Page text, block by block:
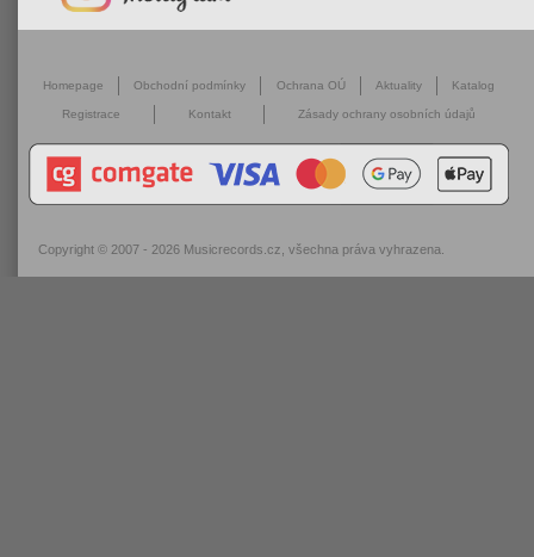
Homepage Obchodní podmínky Ochrana OÚ Aktuality Katalog
Registrace Kontakt Zásady ochrany osobních údajů
Copyright © 2007 - 2026 Musicrecords.cz , všechna práva vyhrazena.